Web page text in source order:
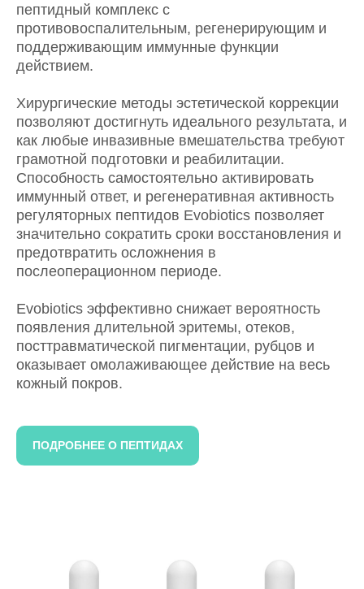
пептидный комплекс с
противовоспалительным, регенерирующим и
поддерживающим иммунные функции
действием.
Хирургические методы эстетической коррекции
позволяют достигнуть идеального результата, и
как любые инвазивные вмешательства требуют
грамотной подготовки и реабилитации.
Способность самостоятельно активировать
иммунный ответ, и регенеративная активность
регуляторных пептидов Evobiotics позволяет
значительно сократить сроки восстановления и
предотвратить осложнения в
послеоперационном периоде.
Evobiotics эффективно снижает вероятность
появления длительной эритемы, отеков,
посттравматической пигментации, рубцов и
оказывает омолаживающее действие на весь
кожный покров.
ПОДРОБНЕЕ О ПЕПТИДАХ